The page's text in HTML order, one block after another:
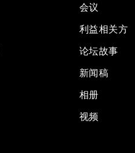
会议
利益相关方
论坛故事
新闻稿
相册
视频